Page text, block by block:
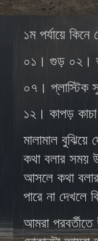
১ম পর্যায়ে কিনে
০১। গুড় ০২।
০৭। প্লাস্টিক
১২। কাপড়
মালামাল
কথা বলার সময়
আসলে কথা
পারে না দেখলে
আমরা